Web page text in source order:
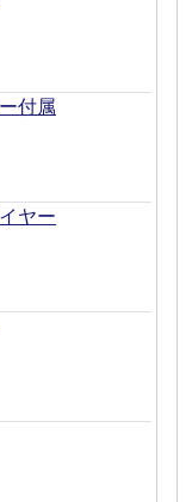
付属
ヤー